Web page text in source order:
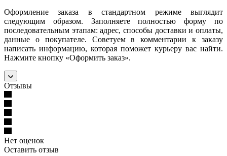
Оформление заказа в стандартном режиме выглядит
следующим образом. Заполняете полностью форму по
последовательным этапам: адрес, способы доставки и оплаты,
данные о покупателе. Советуем в комментарии к заказу
написать информацию, которая поможет курьеру вас найти.
Нажмите кнопку «Оформить заказ».
Отзывы
Нет оценок
Оставить отзыв